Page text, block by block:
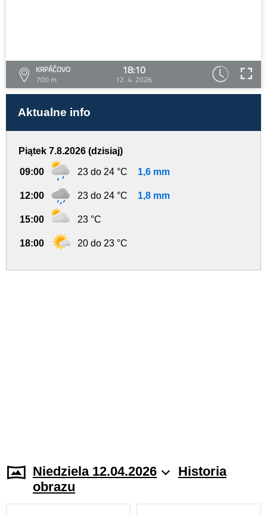
KRPÁČOVO
700 m
18:10
12. 4. 2026
Aktualne info
Piątek 7.8.2026 (dzisiaj)
09:00 23 do 24 °C 1,6 mm
12:00 23 do 24 °C 1,8 mm
15:00 23 °C
18:00 20 do 23 °C
Niedziela 12.04.2026
Historia
obrazu